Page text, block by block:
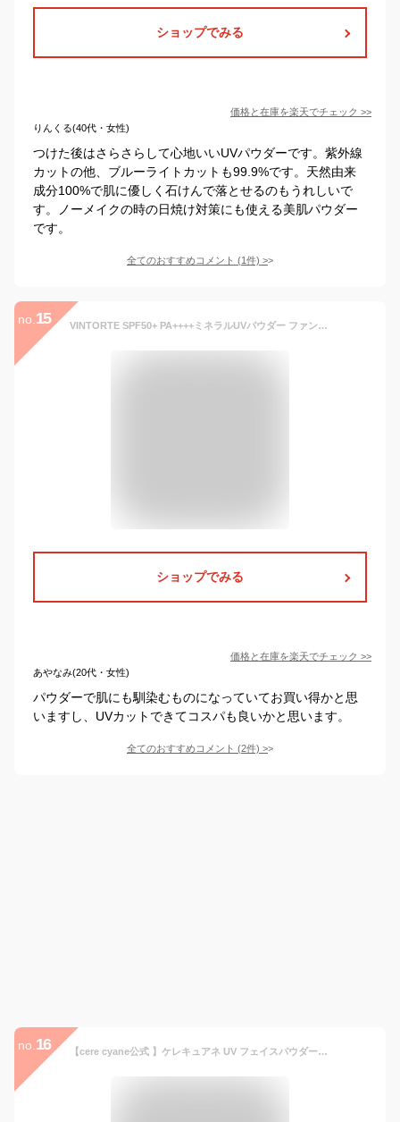
ショップでみる
価格と在庫を楽天でチェック >>
りんくる(40代・女性)
つけた後はさらさらして心地いいUVパウダーです。紫外線
カットの他、ブルーライトカットも99.9%です。天然由来
成分100%で肌に優しく石けんで落とせるのもうれしいで
す。ノーメイクの時の日焼け対策にも使える美肌パウダー
です。
全てのおすすめコメント (1件) >
no. 15 VINTORTE SPF50+ PA++++ミネラルUVパウダー ファンデーション 50 代 フェイスパウダー パウダーファンデーション カバー力 ミネラルファンデーション シワ シミ 隠し 崩れない ファンデーション シルクパウダー uvパウダー ミネラルuvパウダー うるおい 保湿 uvカット
ショップでみる
価格と在庫を楽天でチェック >>
あやなみ(20代・女性)
パウダーで肌にも馴染むものになっていてお買い得かと思
いますし、UVカットできてコスパも良いかと思います。
全てのおすすめコメント (2件) >
no. 16 【cere cyane公式 】ケレキュアネ UV フェイスパウダー 8g 【 SPF50+ PA++++ 】 UVパウダー uv uvケア uvカット 日焼け止めパウダー 日焼け止め フェイスパウダー ルースパウダー メイク直し 化粧直し 紫外線カット 【 送料無料 代引無料】